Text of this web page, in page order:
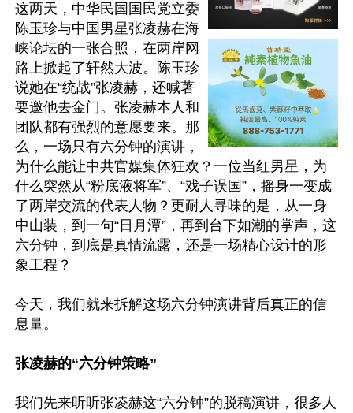
这两天，中华民国国民党立委
陈玉珍与中国男星张凌赫在海
峡论坛的一张合照，在两岸网
路上掀起了轩然大波。陈玉珍
说她在“统战”张凌赫，还喊著
要邀他去金门。张凌赫本人和
团队都有强烈的意愿要来。那
么，一场只有六分钟的演讲，
为什么能让中共官媒集体狂欢？一位当红男星，为
什么突然从“粉底液将军”、“戏子误国”，摇身一变成
了两岸交流的代表人物？更耐人寻味的是，从一身
中山装，到一句“日月潭”，再到台下如潮的掌声，这
六分钟，到底是真情流露，还是一场精心设计的形
象工程？
今天，我们就来拆解这场六分钟演讲背后真正的信
息量。
张凌赫的“六分钟策略”
我们先来听听张凌赫这“六分钟”的脱稿演讲，很多人